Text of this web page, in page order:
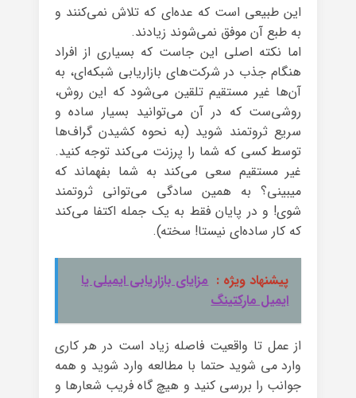
این طبیعی است که عده‌ای که تلاش نمی‌کنند و
به طبع آن موفق نمی‌شوند زیادند.
اما نکته اصلی این جاست که بسیاری از افراد
هنگام جذب در شرکت‌های بازاریابی شبکه‌ای، به
آن‌ها غیر مستقیم تلقین می‌شود که این روش،
روشی‌ست که در آن می‌توانید بسیار ساده و
سریع ثروتمند شوید (به نحوه کشیدن گراف‌ها
توسط کسی که شما را پرزنت می‌کند توجه کنید.
غیر مستقیم سعی می‌کند به شما بفهماند که
میبینی؟ به همین سادگی می‌توانی ثروتمند
شوی! و در پایان فقط به یک جمله اکتفا می‌کند
که کار ساده‌ای نیستا! سخته).
پیشنهاد ویژه : مزایای بازاریابی ایمیلی یا
ایمیل مارکتینگ
از عمل تا واقعیت فاصله زیاد است در هر کاری
وارد می شوید حتما با مطالعه وارد شوید و همه
جوانب را بررسی کنید و هیچ گاه فریب شعارها و